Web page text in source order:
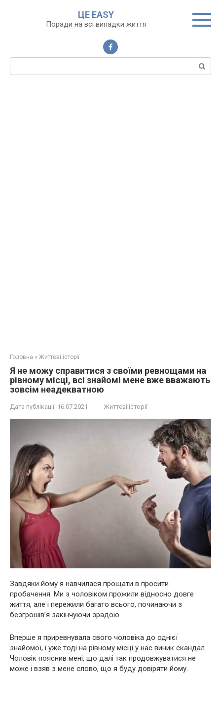
ЦЕ EASY
Поради на всі випадки життя
Пошук:
Головна » Життєві історії
Я не можу справитися з своїми ревнощами на
рівному місці, всі знайомі мене вже вважають
зовсім неадекватною
Дата публікації: 16.07.2021 Життєві історії
Завдяки йому я навчилася прощати в просити
пробачення. Ми з чоловіком прожили відносно довге
життя, але і пережили багато всього, починаючи з
безгрошів’я закінчуючи зрадою.
Вперше я приревнувала свого чоловіка до однієї
знайомої, і уже тоді на рівному місці у нас виник скандал.
Чоловік пояснив мені, що далі так продовжуватися не
може і взяв з мене слово, що я буду довіряти йому.